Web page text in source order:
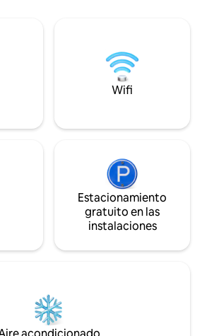
minutos de
y bien
para familias,
relajada para
Wifi
Estacionamiento
gratuito en las
instalaciones